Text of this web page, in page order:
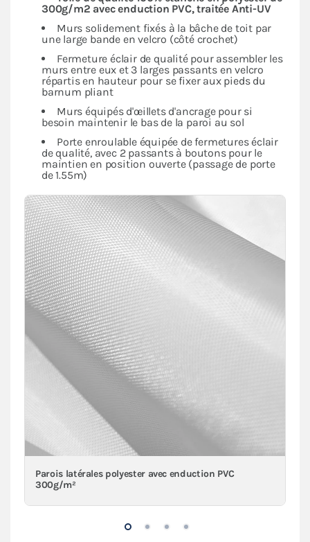
300g/m2 avec enduction PVC, traitée Anti-UV
Murs solidement fixés à la bâche de toit par
une large bande en velcro (côté crochet)
Fermeture éclair de qualité pour assembler les
murs entre eux et 3 larges passants en velcro
répartis en hauteur pour se fixer aux pieds du
barnum pliant
Murs équipés d'œillets d'ancrage pour si
besoin maintenir le bas de la paroi au sol
Porte enroulable équipée de fermetures éclair
de qualité, avec 2 passants à boutons pour le
maintien en position ouverte (passage de porte
de 1.55m)
Parois latérales polyester avec enduction PVC
300g/m²